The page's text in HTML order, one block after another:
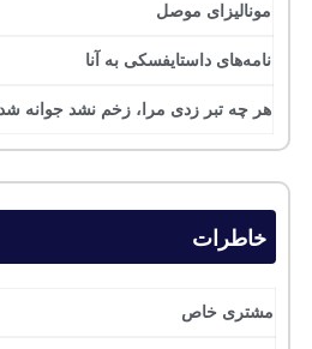
مونالیزای موصل
نامه‌های داستایفسکی به آنا
هر چه تبر زدی مرا، زخم نشد جوانه
خاطرات
مشتری خاص